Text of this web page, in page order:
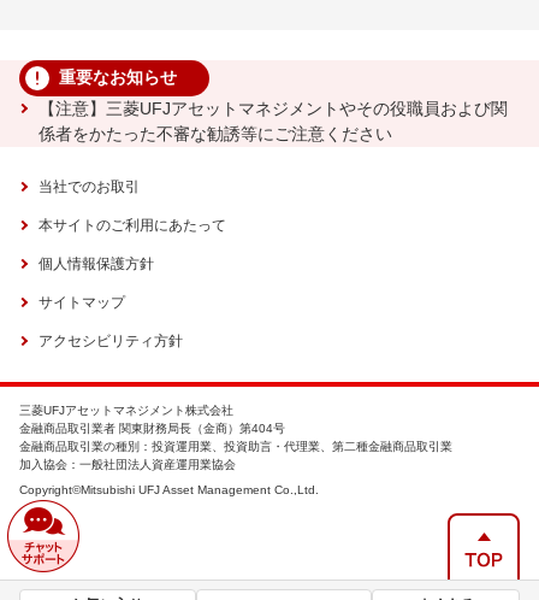
重要なお知らせ
【注意】三菱UFJアセットマネジメントやその役職員および関
係者をかたった不審な勧誘等にご注意ください
当社でのお取引
本サイトのご利用にあたって
個人情報保護方針
サイトマップ
アクセシビリティ方針
三菱UFJアセットマネジメント株式会社
金融商品取引業者 関東財務局長（金商）第404号
金融商品取引業の種別：投資運用業、投資助言・代理業、第二種金融商品取引業
加入協会：一般社団法人資産運用業協会
Copyright©Mitsubishi UFJ Asset Management Co.,Ltd.